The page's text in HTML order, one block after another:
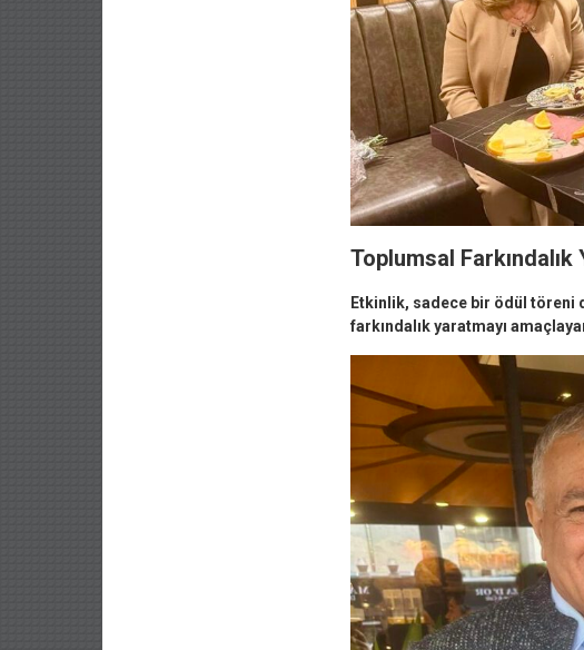
Toplumsal
Etkinlik, sadece bir ödül töreni
farkındalık yaratmayı